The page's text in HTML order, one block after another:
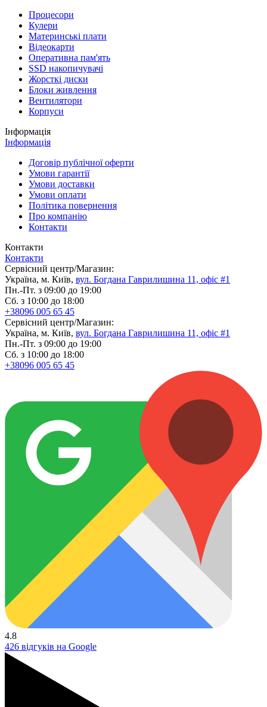
Процесори
Кулери
Материнські плати
Відеокарти
Оперативна пам'ять
SSD накопичувачі
Жорсткі диски
Блоки живлення
Вентилятори
Корпуси
Інформація
Інформація
Договір публічної оферти
Умови гарантії
Умови доставки
Умови оплати
Політика повернення
Про компанію
Контакти
Контакти
Контакти
Сервісний центр/Магазин:
Україна, м. Київ, вул. Богдана Гаврилишина 11, офіс #1
Пн.-Пт. з 09:00 до 19:00
Сб. з 10:00 до 18:00
+38096 005 65 45
Сервісний центр/Магазин:
Україна, м. Київ, вул. Богдана Гаврилишина 11, офіс #1
Пн.-Пт. з 09:00 до 19:00
Сб. з 10:00 до 18:00
+38096 005 65 45
4.8
426 відгуків на Google